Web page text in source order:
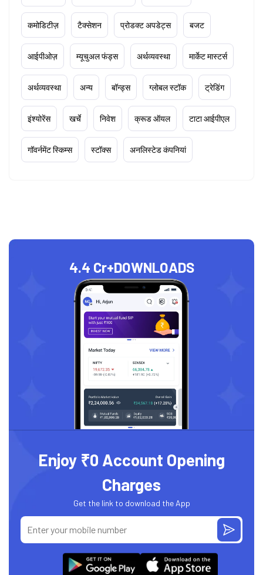
कमोडिटीज़ टैक्सेशन प्रोडक्ट अपडेट्स बजट
आईपीओज़ म्यूचुअल फंड्स अर्थव्यवस्था मार्केट मास्टर्स
अर्थव्यवस्था अन्य बॉन्ड्स ग्लोबल स्टॉक ट्रेडिंग
इंश्योरेंस खर्चे निवेश क्रूड ऑयल टाटा आईपीएल
गॉवर्नमेंट स्किम्स स्टॉक्स अनलिस्टेड कंपनियां
4.4 Cr+DOWNLOADS
Enjoy ₹0 Account Opening
Charges
Get the link to download the App